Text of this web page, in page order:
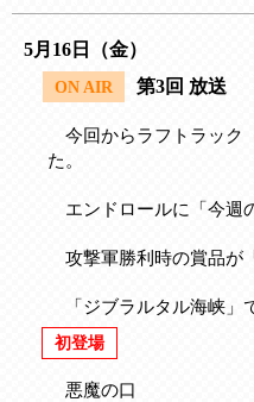
5月16日（金）
ON AIR 第3回 放送
今回からラフトラック
た。
エンドロールに「今週
攻撃軍勝利時の賞品が
「ジブラルタル海峡
初登場
悪魔の口